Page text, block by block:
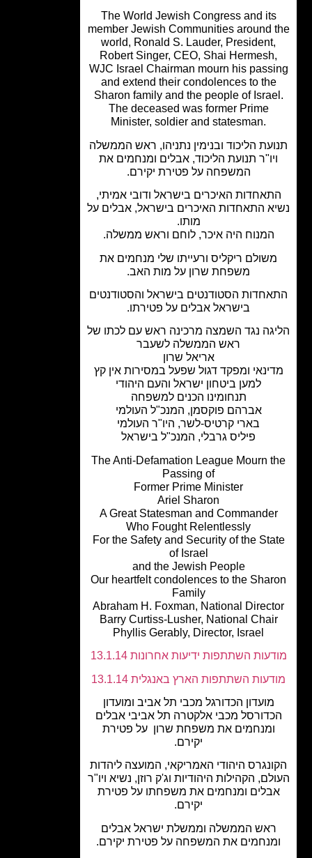
The World Jewish Congress and its
member Jewish Communities around
world, Ronald S. Lauder, President,
Robert Singer, CEO, Shai
WJC Israel Chairman mourn his
and extend their condolences to the
Sharon family and the people of
The deceased was former Prime
Minister, soldier and statesman.
הליכוד ובנימין נתניהו, ראש הממשלה
תנועת הליכוד, אבלים ומנחמים את
המשפחה על פטירת יקירם.
האיכרים בישראל ודובי אמיתי,
התאחדות האיכרים בישראל, אבלים על
המנוח היה איכר, לוחם וראש ממשלה.
ריקליס ורעייתו שלי מנחמים את
משפחת שרון על מות האב.
הסטודנטים בישראל והסטודנטים
בישראל אבלים על פטירתו.
נגד השמצה מרכינה ראש עם לכתו של
ראש הממשלה לשעבר
אריאל שרון
ומפקד דגול שפעל במסירות אין קץ
למען ביטחון ישראל והעם היהודי
תנחומינו הכנים למשפחה
אברהם פוקסמן, המנכ"ל העולמי
בארי קרטיס-לשר, היו"ר העולמי
פיליס גרבלי, המנכ"ל בישראל
The Anti-Defamation League Mourn
Passing of
Former Prime Minister
Ariel Sharon
A Great Statesman and
Who Fought Relentlessly
For the Safety and Security of the
of Israel
and the Jewish People
Our heartfelt condolences to the
Abraham H. Foxman, National
Barry Curtiss-Lusher, National
Phyllis Gerably, Director, Israel
השתתפות ידיעות אחרונות 13.1.14
השתתפות הארץ באנגלית 13.1.14
מועדון הכדורגל מכבי תל אביב ומועדון
מכבי אלקטרה תל אביבי אבלים
ומנחמים את משפחת שרון על פטירת
היהודי האמריקאי, המועצה ליהדות
הקהילות היהודיות וג'ק רוזן, נשיא ויו"ר
ומנחמים את משפחתו על פטירת
ראש הממשלה וממשלת ישראל אבלים
את המשפחה על פטירת יקירם.